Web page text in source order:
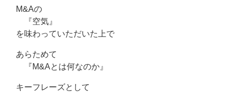
M&Aの
『空気』
を味わっていただいた上で
あらためて
『M&Aとは何なのか』
キーフレーズとして